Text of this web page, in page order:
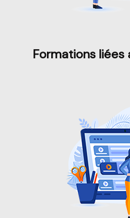
Formations liées